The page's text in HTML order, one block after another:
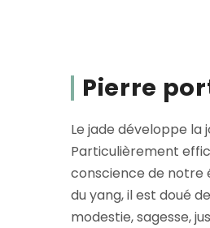
Pierre
Le jade développe
Particulièrement
conscience de notre
du yang, il est doué
modestie, sagesse,